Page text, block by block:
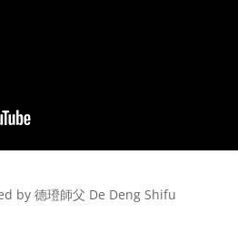
by 德璒師父 De Deng Shifu